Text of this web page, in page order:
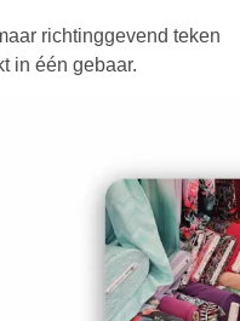
richtinggevend teken
in één gebaar.